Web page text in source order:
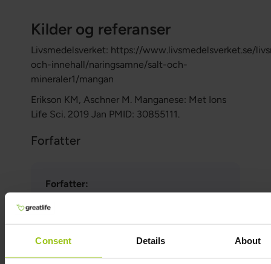
Consent Details About
Kilder og referanser
Livsmedelsverket: https://www.livsmedelsverket.se/
och-innehall/naringsamne/salt-och-
mineraler1/mangan
Erikson KM, Aschner M. Manganese: Met Ions
Life Sci. 2019 Jan PMID: 30855111.
Forfatter
Forfatter:
Ernæringsterapeut